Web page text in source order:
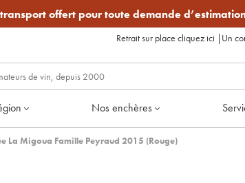
transport offert pour toute demande
Retrait sur place cliquez ici | Un
Nos enchères
La Migoua Famille Peyraud 2015 (Rouge)